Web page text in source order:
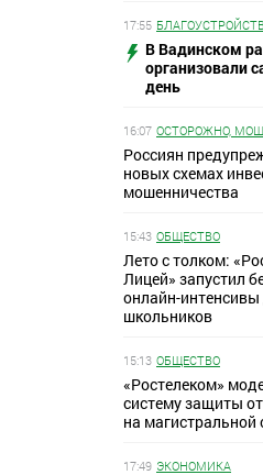
17:55
В Вадинском
организовали
день
16:07 ОСТОРОЖНО,
Россиян
новых схемах
мошенничества
15:43 ОБЩЕСТВО
Лето с толком:
Лицей» запустил
онлайн-интенсивы
школьников
15:13 ОБЩЕСТВО
«Ростелеком»
систему защиты
на магистральной
17:49 ЭКОНОМИКА